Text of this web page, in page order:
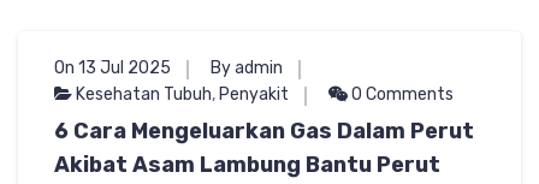
On 13 Jul 2025
By admin
Kesehatan Tubuh, Penyakit 0 Comments
6 Cara Mengeluarkan Gas Dalam Perut
Akibat Asam Lambung Bantu Perut